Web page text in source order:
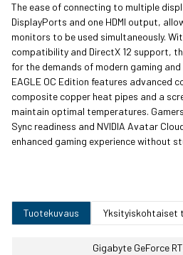
The ease of connecting to multiple
DisplayPorts and one HDMI output,
monitors to be used simultaneously.
compatibility and DirectX 12 support,
for the demands of modern gaming
EAGLE OC Edition features advanced
composite copper heat pipes and a
maintain optimal temperatures.
Sync readiness and NVIDIA Avatar
enhanced gaming experience without
Tuotekuvaus Yksityiskohtaiset
Gigabyte GeForce